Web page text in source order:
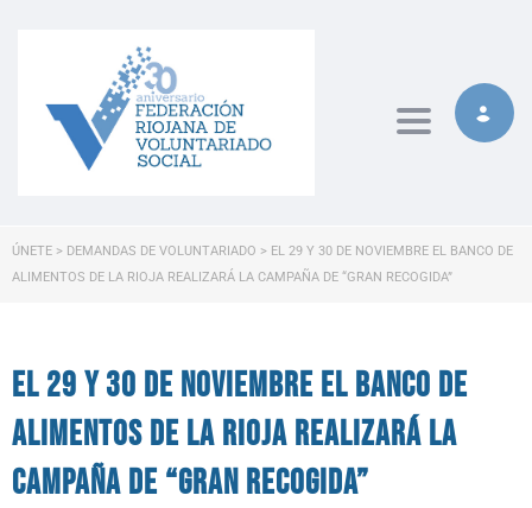
Toggle
ÚNETE > DEMANDAS DE VOLUNTARIADO > EL 29 Y 30 DE NOVIEMBRE EL BANCO DE
ALIMENTOS DE LA RIOJA REALIZARÁ LA CAMPAÑA DE “GRAN RECOGIDA”
EL 29 y 30 de noviembre el Banco de
Alimentos de La Rioja realizará la
campaña de “Gran Recogida”